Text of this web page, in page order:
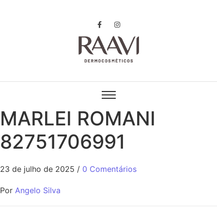
MARLEI ROMANI
82751706991
23 de julho de 2025 / 0 Comentários
Por Angelo Silva